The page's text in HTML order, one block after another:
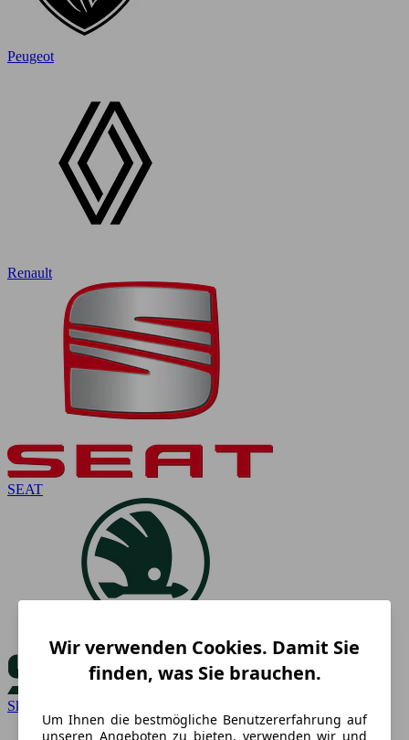
Peugeot
Renault
SEAT
Skoda
Wir verwenden Cookies. Damit Sie
finden, was Sie brauchen.
Um Ihnen die bestmögliche Benutzererfahrung auf
unseren Angeboten zu bieten, verwenden wir und